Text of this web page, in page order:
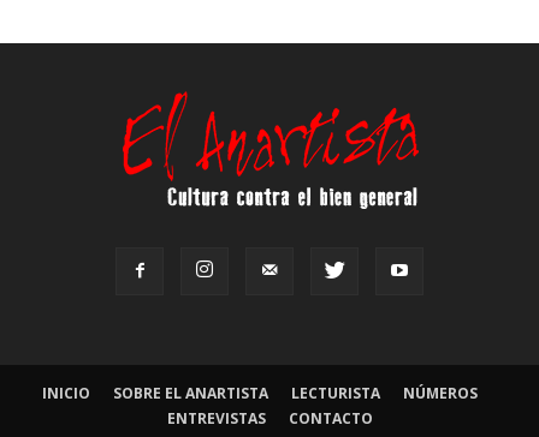
INICIO SOBRE EL ANARTISTA LECTURISTA
NÚMEROS
ENTREVISTAS
CONTACTO